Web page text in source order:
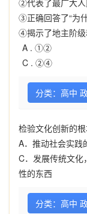
③正确回答了“为
④揭示了地主阶
A . ①②
C . ②④
分类：高中
检验文化创新的
A．推动社会实践
C．发展传统文
性的东西
分类：高中